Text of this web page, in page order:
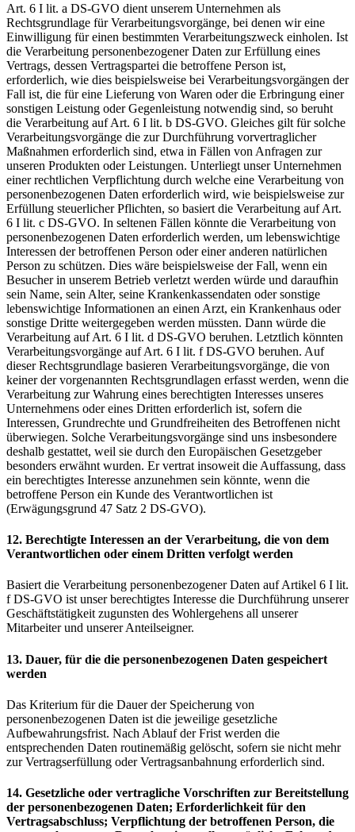
Art. 6 I lit. a DS-GVO dient unserem Unternehmen als
Rechtsgrundlage für Verarbeitungsvorgänge, bei denen wir eine
Einwilligung für einen bestimmten Verarbeitungszweck einholen. Ist
die Verarbeitung personenbezogener Daten zur Erfüllung eines
Vertrags, dessen Vertragspartei die betroffene Person ist,
erforderlich, wie dies beispielsweise bei Verarbeitungsvorgängen der
Fall ist, die für eine Lieferung von Waren oder die Erbringung einer
sonstigen Leistung oder Gegenleistung notwendig sind, so beruht
die Verarbeitung auf Art. 6 I lit. b DS-GVO. Gleiches gilt für solche
Verarbeitungsvorgänge die zur Durchführung vorvertraglicher
Maßnahmen erforderlich sind, etwa in Fällen von Anfragen zur
unseren Produkten oder Leistungen. Unterliegt unser Unternehmen
einer rechtlichen Verpflichtung durch welche eine Verarbeitung von
personenbezogenen Daten erforderlich wird, wie beispielsweise zur
Erfüllung steuerlicher Pflichten, so basiert die Verarbeitung auf Art.
6 I lit. c DS-GVO. In seltenen Fällen könnte die Verarbeitung von
personenbezogenen Daten erforderlich werden, um lebenswichtige
Interessen der betroffenen Person oder einer anderen natürlichen
Person zu schützen. Dies wäre beispielsweise der Fall, wenn ein
Besucher in unserem Betrieb verletzt werden würde und daraufhin
sein Name, sein Alter, seine Krankenkassendaten oder sonstige
lebenswichtige Informationen an einen Arzt, ein Krankenhaus oder
sonstige Dritte weitergegeben werden müssten. Dann würde die
Verarbeitung auf Art. 6 I lit. d DS-GVO beruhen. Letztlich könnten
Verarbeitungsvorgänge auf Art. 6 I lit. f DS-GVO beruhen. Auf
dieser Rechtsgrundlage basieren Verarbeitungsvorgänge, die von
keiner der vorgenannten Rechtsgrundlagen erfasst werden, wenn die
Verarbeitung zur Wahrung eines berechtigten Interesses unseres
Unternehmens oder eines Dritten erforderlich ist, sofern die
Interessen, Grundrechte und Grundfreiheiten des Betroffenen nicht
überwiegen. Solche Verarbeitungsvorgänge sind uns insbesondere
deshalb gestattet, weil sie durch den Europäischen Gesetzgeber
besonders erwähnt wurden. Er vertrat insoweit die Auffassung, dass
ein berechtigtes Interesse anzunehmen sein könnte, wenn die
betroffene Person ein Kunde des Verantwortlichen ist
(Erwägungsgrund 47 Satz 2 DS-GVO).
12. Berechtigte Interessen an der Verarbeitung, die von dem
Verantwortlichen oder einem Dritten verfolgt werden
Basiert die Verarbeitung personenbezogener Daten auf Artikel 6 I lit.
f DS-GVO ist unser berechtigtes Interesse die Durchführung unserer
Geschäftstätigkeit zugunsten des Wohlergehens all unserer
Mitarbeiter und unserer Anteilseigner.
13. Dauer, für die die personenbezogenen Daten gespeichert
werden
Das Kriterium für die Dauer der Speicherung von
personenbezogenen Daten ist die jeweilige gesetzliche
Aufbewahrungsfrist. Nach Ablauf der Frist werden die
entsprechenden Daten routinemäßig gelöscht, sofern sie nicht mehr
zur Vertragserfüllung oder Vertragsanbahnung erforderlich sind.
14. Gesetzliche oder vertragliche Vorschriften zur Bereitstellung
der personenbezogenen Daten; Erforderlichkeit für den
Vertragsabschluss; Verpflichtung der betroffenen Person, die